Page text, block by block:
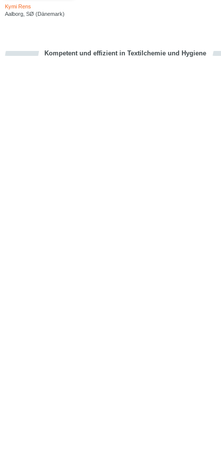
Kymi Rens
Aalborg, SØ (Dänemark)
Kompetent und effizient in Textilchemie und Hygiene